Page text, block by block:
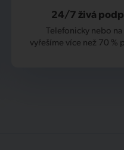
24/7 živá
Telefonicky nebo na
vyřešíme více než 70 %